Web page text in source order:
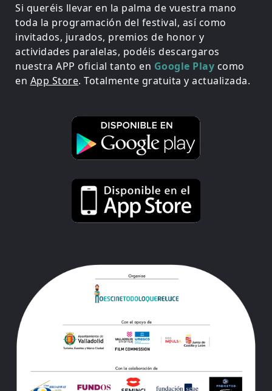
Si queréis llevar en la palma de vuestra mano
toda la programación del festival, así como
invitados, jurados, premios de honor y
actividades paralelas, podéis descargaros
nuestra APP oficial tanto en Google Play como
en App Store. Totalmente gratuita y actualizada.